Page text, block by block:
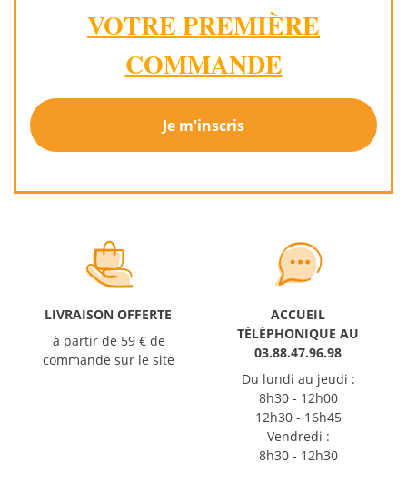
VOTRE PREMIÈRE
COMMANDE
Je m'inscris
LIVRAISON OFFERTE
à partir de 59 € de
commande sur le site
ACCUEIL
TÉLÉPHONIQUE AU
03.88.47.96.98
Du lundi au jeudi :
8h30 - 12h00
12h30 - 16h45
Vendredi :
8h30 - 12h30